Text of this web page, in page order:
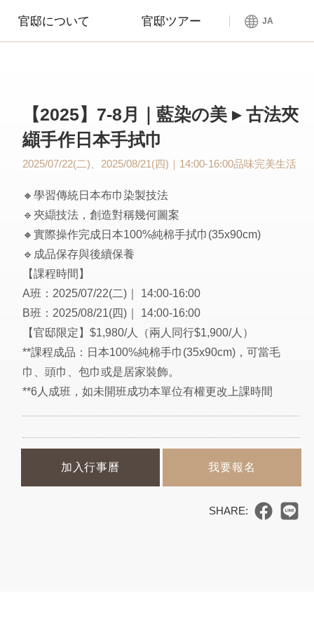
官邸について 官邸ツアー JA
【2025】7-8月｜藍染の美 ▸ 古法夾
纈手作日本手拭巾
2025/07/22(二)、2025/08/21(四)｜14:00-16:00品味完美生活
🔸學習傳統日本布巾染製技法
🔹夾纈技法，創造對稱幾何圖案
🔸實際操作完成日本100%純棉手拭巾(35x90cm)
🔹成品保存與後續保養
【課程時間】
A班：2025/07/22(二)｜ 14:00-16:00
B班：2025/08/21(四)｜ 14:00-16:00
【官邸限定】$1,980/人（兩人同行$1,900/人）
**課程成品：日本100%純棉手巾(35x90cm)，可當毛
巾、頭巾、包巾或是居家裝飾。
**6人成班，如未開班成功本單位有權更改上課時間
加入行事曆 我要報名